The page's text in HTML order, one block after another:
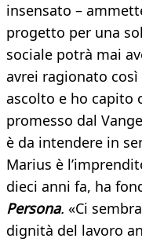
insensato –
progetto per una
sociale potrà mai
avrei ragionato così
ascolto e ho capito
promesso dal
è da intendere in
Marius è
dieci anni fa, ha
Persona. «Ci
dignità del lavoro